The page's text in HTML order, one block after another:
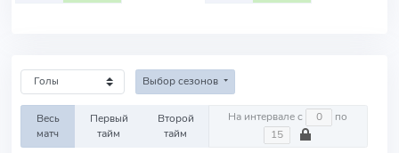
Выбор сезонов
Весь
матч
Первый
тайм
Второй
тайм
На интервале с по